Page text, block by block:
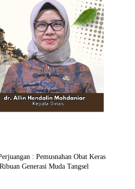
: Pemusnahan Obat Keras
Generasi Muda Tangsel